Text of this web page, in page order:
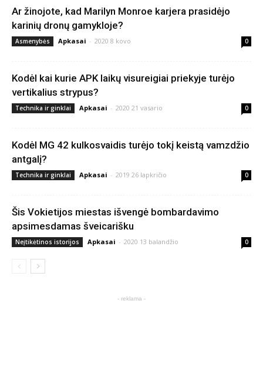
Ar žinojote, kad Marilyn Monroe karjera prasidėjo
karinių dronų gamykloje?
Asmenybės Apkasai - 2020 8 kovo 0
Kodėl kai kurie APK laikų visureigiai priekyje turėjo
vertikalius strypus?
Technika ir ginklai Apkasai - 2020 21 vasario 0
Kodėl MG 42 kulkosvaidis turėjo tokį keistą vamzdžio
antgalį?
Technika ir ginklai Apkasai - 2019 26 lapkričio 0
Šis Vokietijos miestas išvengė bombardavimo
apsimesdamas šveicarišku
Neįtikėtinos istorijos Apkasai - 2020 13 balandžio 0
- reklama -